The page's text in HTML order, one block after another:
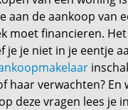
aan de aankoop van
moet financieren.
je niet in je eentje
haar verwachten? En
deze vragen lees je